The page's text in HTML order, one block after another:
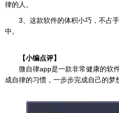
律的人。
3、这款软件的体积小巧，不占手
中。
【小编点评】
微自律app是一款非常健康的软
成自律的习惯，一步步完成自己的梦